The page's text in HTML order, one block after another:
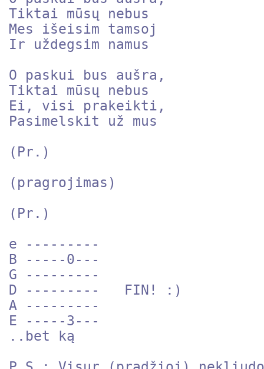
Tiktai mūsų nebus
Mes išeisim tamsoj
Ir uždegsim namus
O paskui bus aušra,
Tiktai mūsų nebus
Ei, visi prakeikti,
Pasimelskit už mus
(Pr.)
(pragrojimas)
(Pr.)
e ---------
B -----0---
G ---------
D ---------   FIN! :)
A ---------
E -----3---
..bet ką